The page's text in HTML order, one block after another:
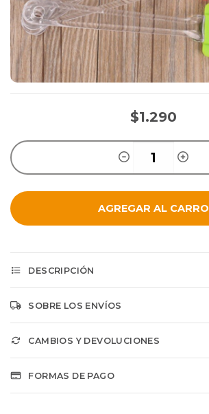
$1.290
AGREGAR AL CARRO
DESCRIPCIÓN
SOBRE LOS ENVÍOS
CAMBIOS Y DEVOLUCIONES
FORMAS DE PAGO